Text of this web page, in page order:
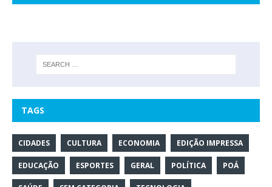
TAGS
CIDADES CULTURA ECONOMIA EDIÇÃO IMPRESSA
EDUCAÇÃO ESPORTES GERAL POLÍTICA POÁ